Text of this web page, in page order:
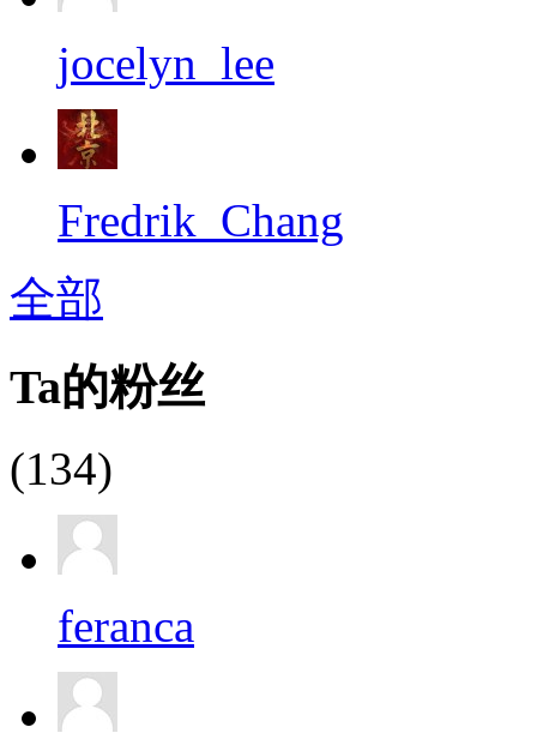
jocelyn_lee
Fredrik_Chang
全部
Ta的粉丝
(134)
feranca